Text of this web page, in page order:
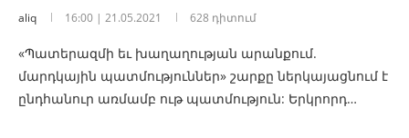
aliq 16:00 | 21.05.2021 628 դիտում
«Պատերազմի եւ խաղաղության արանքում.
մարդկային պատմություններ» շարքը ներկայացնում է
ընդհանուր առմամբ ութ պատմություն: Երկրորդ…